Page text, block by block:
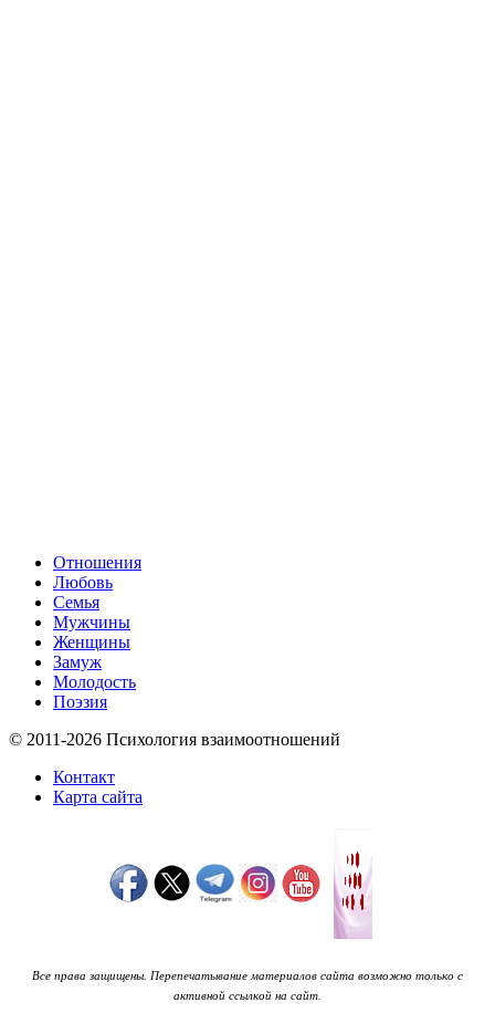
Отношения
Любовь
Семья
Мужчины
Женщины
Замуж
Молодость
Поэзия
© 2011-2026 Психология взаимоотношений
Контакт
Карта сайта
Все права защищены. Перепечатывание материалов сайта возможно только с
активной ссылкой на сайт.